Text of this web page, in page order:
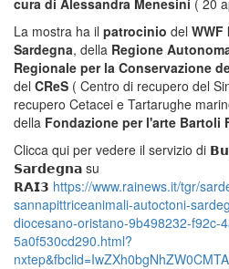
La mostra ha il patrocinio del WWF
Sardegna, della Regione
Regionale per la Conservazione
del CReS ( Centro di recupero del
recupero Cetacei e Tartarughe
della Fondazione per l'arte Bartoli
Clicca qui per vedere il servizio di
𝗦𝗮𝗿𝗱𝗲𝗴𝗻𝗮 su
𝗥𝗔𝗜𝟯 https://www.rainews.it/tgr/
sannapittriceanimali-autoctoni-
diocesano-oristano-9b498232-f92c-
5a0f530cd290.html?